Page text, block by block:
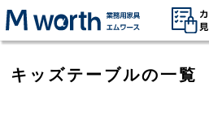
キッズテーブルの一覧